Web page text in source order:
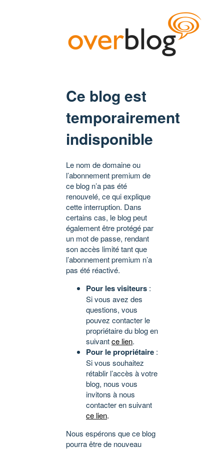
Ce blog est
temporairement
indisponible
Le nom de domaine ou
l’abonnement premium de
ce blog n’a pas été
renouvelé, ce qui explique
cette interruption. Dans
certains cas, le blog peut
également être protégé par
un mot de passe, rendant
son accès limité tant que
l’abonnement premium n’a
pas été réactivé.
Pour les visiteurs :
Si vous avez des
questions, vous
pouvez contacter le
propriétaire du blog en
suivantce lien.
Pour le propriétaire :
Si vous souhaitez
rétablir l’accès à votre
blog, nous vous
invitons à nous
contacter en suivant
ce lien.
Nous espérons que ce blog
pourra être de nouveau